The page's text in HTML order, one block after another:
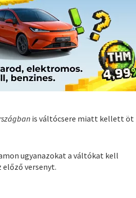
is váltócsere miatt kellett öt
ugyanazokat a váltókat kell
előző versenyt.